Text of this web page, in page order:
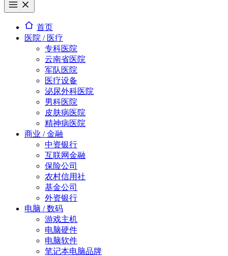
首页
医院 / 医疗
专科医院
云南省医院
军队医院
医疗设备
泌尿外科医院
男科医院
皮肤病医院
精神病医院
商业 / 金融
中资银行
互联网金融
保险公司
农村信用社
基金公司
外资银行
电脑 / 数码
游戏主机
电脑硬件
电脑软件
笔记本电脑品牌